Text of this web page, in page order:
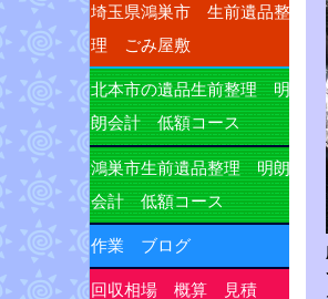
埼玉県鴻巣市 生前遺品整
理 ごみ屋敷
北本市の遺品生前整理 明
朗会計 低額コース
鴻巣市生前遺品整理 明朗
会計 低額コース
作業 ブログ
回収相場 概算 見積